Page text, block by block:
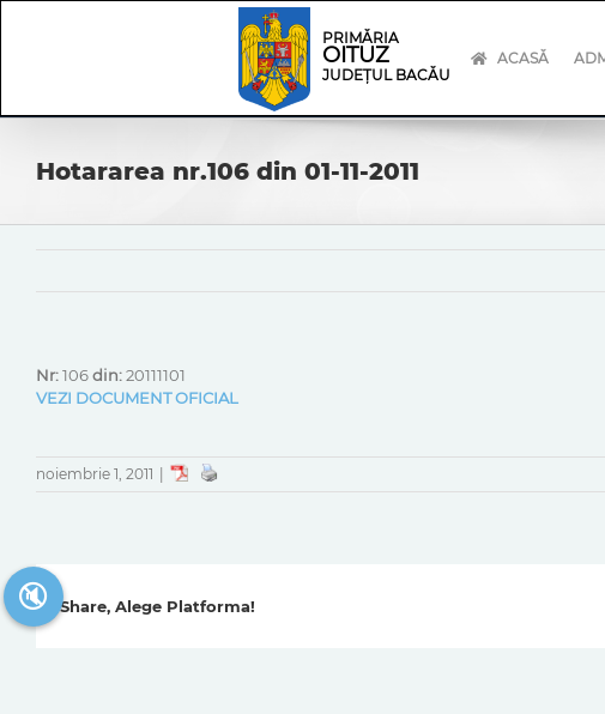
PRIMĂRIA
OITUZ
JUDEȚUL BACĂU
ACASĂ
Hotararea nr.106 din 01-11-2011
Nr:106din:20111101
VEZI DOCUMENT OFICIAL
noiembrie 1, 2011
Share, Alege Platforma!
🔇